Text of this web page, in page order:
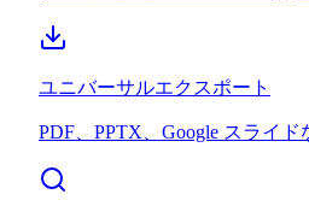
ユニバーサルエクスポート
PDF、PPTX、Google スライド